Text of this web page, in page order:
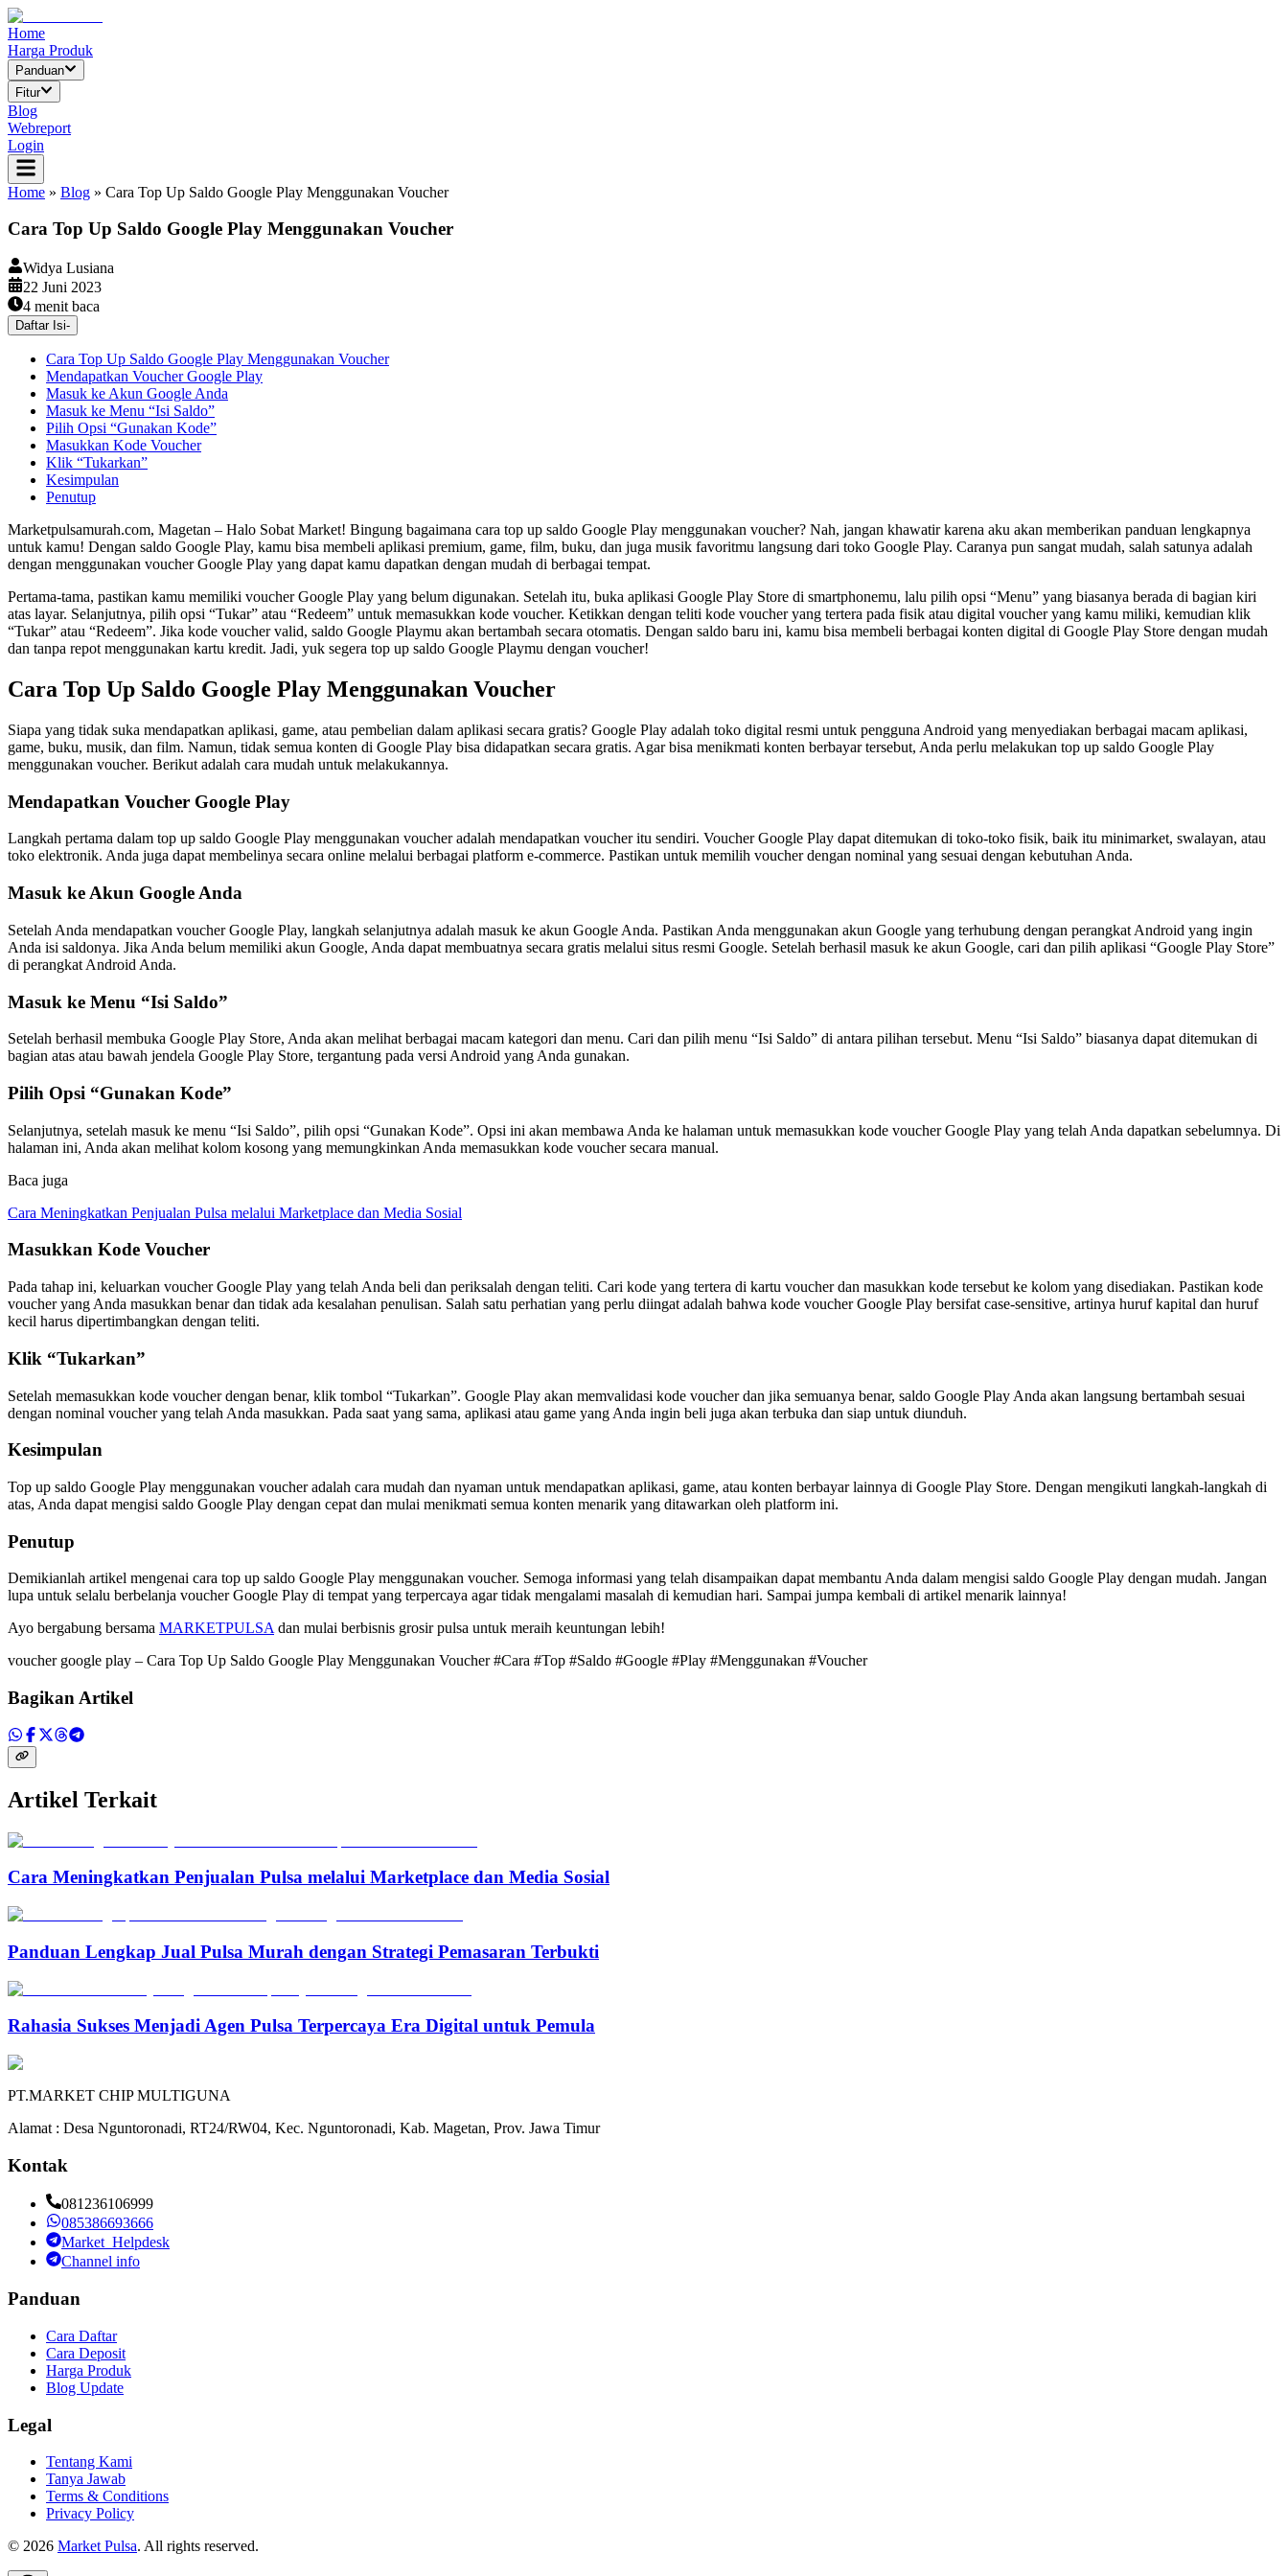
Home
Harga Produk
Panduan
Fitur
Blog
Webreport
Login
Home » Blog » Cara Top Up Saldo Google Play Menggunakan Voucher
Cara Top Up Saldo Google Play Menggunakan Voucher
Widya Lusiana
22 Juni 2023
4 menit baca
Daftar Isi-
Cara Top Up Saldo Google Play Menggunakan Voucher
Mendapatkan Voucher Google Play
Masuk ke Akun Google Anda
Masuk ke Menu “Isi Saldo”
Pilih Opsi “Gunakan Kode”
Masukkan Kode Voucher
Klik “Tukarkan”
Kesimpulan
Penutup
Marketpulsamurah.com, Magetan – Halo Sobat Market! Bingung bagaimana cara top up saldo Google Play menggunakan voucher? Nah, jangan khawatir karena aku akan memberikan panduan lengkapnya
untuk kamu! Dengan saldo Google Play, kamu bisa membeli aplikasi premium, game, film, buku, dan juga musik favoritmu langsung dari toko Google Play. Caranya pun sangat mudah, salah satunya adalah
dengan menggunakan voucher Google Play yang dapat kamu dapatkan dengan mudah di berbagai tempat.
Pertama-tama, pastikan kamu memiliki voucher Google Play yang belum digunakan. Setelah itu, buka aplikasi Google Play Store di smartphonemu, lalu pilih opsi “Menu” yang biasanya berada di bagian kiri
atas layar. Selanjutnya, pilih opsi “Tukar” atau “Redeem” untuk memasukkan kode voucher. Ketikkan dengan teliti kode voucher yang tertera pada fisik atau digital voucher yang kamu miliki, kemudian klik
“Tukar” atau “Redeem”. Jika kode voucher valid, saldo Google Playmu akan bertambah secara otomatis. Dengan saldo baru ini, kamu bisa membeli berbagai konten digital di Google Play Store dengan mudah
dan tanpa repot menggunakan kartu kredit. Jadi, yuk segera top up saldo Google Playmu dengan voucher!
Cara Top Up Saldo Google Play Menggunakan Voucher
Siapa yang tidak suka mendapatkan aplikasi, game, atau pembelian dalam aplikasi secara gratis? Google Play adalah toko digital resmi untuk pengguna Android yang menyediakan berbagai macam aplikasi,
game, buku, musik, dan film. Namun, tidak semua konten di Google Play bisa didapatkan secara gratis. Agar bisa menikmati konten berbayar tersebut, Anda perlu melakukan top up saldo Google Play
menggunakan voucher. Berikut adalah cara mudah untuk melakukannya.
Mendapatkan Voucher Google Play
Langkah pertama dalam top up saldo Google Play menggunakan voucher adalah mendapatkan voucher itu sendiri. Voucher Google Play dapat ditemukan di toko-toko fisik, baik itu minimarket, swalayan, atau
toko elektronik. Anda juga dapat membelinya secara online melalui berbagai platform e-commerce. Pastikan untuk memilih voucher dengan nominal yang sesuai dengan kebutuhan Anda.
Masuk ke Akun Google Anda
Setelah Anda mendapatkan voucher Google Play, langkah selanjutnya adalah masuk ke akun Google Anda. Pastikan Anda menggunakan akun Google yang terhubung dengan perangkat Android yang ingin
Anda isi saldonya. Jika Anda belum memiliki akun Google, Anda dapat membuatnya secara gratis melalui situs resmi Google. Setelah berhasil masuk ke akun Google, cari dan pilih aplikasi “Google Play Store”
di perangkat Android Anda.
Masuk ke Menu “Isi Saldo”
Setelah berhasil membuka Google Play Store, Anda akan melihat berbagai macam kategori dan menu. Cari dan pilih menu “Isi Saldo” di antara pilihan tersebut. Menu “Isi Saldo” biasanya dapat ditemukan di
bagian atas atau bawah jendela Google Play Store, tergantung pada versi Android yang Anda gunakan.
Pilih Opsi “Gunakan Kode”
Selanjutnya, setelah masuk ke menu “Isi Saldo”, pilih opsi “Gunakan Kode”. Opsi ini akan membawa Anda ke halaman untuk memasukkan kode voucher Google Play yang telah Anda dapatkan sebelumnya. Di
halaman ini, Anda akan melihat kolom kosong yang memungkinkan Anda memasukkan kode voucher secara manual.
Baca juga
Cara Meningkatkan Penjualan Pulsa melalui Marketplace dan Media Sosial
Masukkan Kode Voucher
Pada tahap ini, keluarkan voucher Google Play yang telah Anda beli dan periksalah dengan teliti. Cari kode yang tertera di kartu voucher dan masukkan kode tersebut ke kolom yang disediakan. Pastikan kode
voucher yang Anda masukkan benar dan tidak ada kesalahan penulisan. Salah satu perhatian yang perlu diingat adalah bahwa kode voucher Google Play bersifat case-sensitive, artinya huruf kapital dan huruf
kecil harus dipertimbangkan dengan teliti.
Klik “Tukarkan”
Setelah memasukkan kode voucher dengan benar, klik tombol “Tukarkan”. Google Play akan memvalidasi kode voucher dan jika semuanya benar, saldo Google Play Anda akan langsung bertambah sesuai
dengan nominal voucher yang telah Anda masukkan. Pada saat yang sama, aplikasi atau game yang Anda ingin beli juga akan terbuka dan siap untuk diunduh.
Kesimpulan
Top up saldo Google Play menggunakan voucher adalah cara mudah dan nyaman untuk mendapatkan aplikasi, game, atau konten berbayar lainnya di Google Play Store. Dengan mengikuti langkah-langkah di
atas, Anda dapat mengisi saldo Google Play dengan cepat dan mulai menikmati semua konten menarik yang ditawarkan oleh platform ini.
Penutup
Demikianlah artikel mengenai cara top up saldo Google Play menggunakan voucher. Semoga informasi yang telah disampaikan dapat membantu Anda dalam mengisi saldo Google Play dengan mudah. Jangan
lupa untuk selalu berbelanja voucher Google Play di tempat yang terpercaya agar tidak mengalami masalah di kemudian hari. Sampai jumpa kembali di artikel menarik lainnya!
Ayo bergabung bersama MARKETPULSAdan mulai berbisnis grosir pulsa untuk meraih keuntungan lebih!
voucher google play – Cara Top Up Saldo Google Play Menggunakan Voucher #Cara #Top #Saldo #Google #Play #Menggunakan #Voucher
Bagikan Artikel
Artikel Terkait
Cara Meningkatkan Penjualan Pulsa melalui Marketplace dan Media Sosial
Panduan Lengkap Jual Pulsa Murah dengan Strategi Pemasaran Terbukti
Rahasia Sukses Menjadi Agen Pulsa Terpercaya Era Digital untuk Pemula
PT.MARKET CHIP MULTIGUNA
Alamat : Desa Nguntoronadi, RT24/RW04, Kec. Nguntoronadi, Kab. Magetan, Prov. Jawa Timur
Kontak
081236106999
085386693666
Market_Helpdesk
Channel info
Panduan
Cara Daftar
Cara Deposit
Harga Produk
Blog Update
Legal
Tentang Kami
Tanya Jawab
Terms & Conditions
Privacy Policy
© 2026 Market Pulsa. All rights reserved.